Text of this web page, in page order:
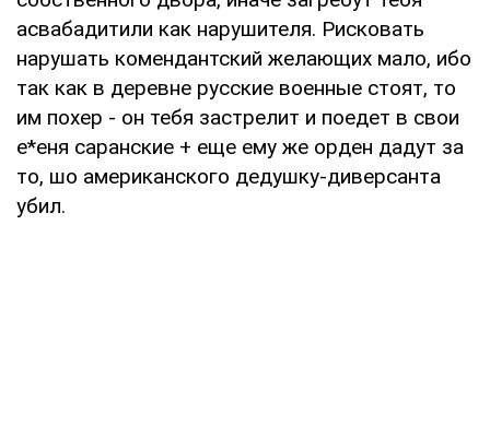
асвабадитили как нарушителя. Рисковать
нарушать комендантский желающих мало, ибо
так как в деревне русские военные стоят, то
им похер - он тебя застрелит и поедет в свои
е*еня саранские + еще ему же орден дадут за
то, шо американского дедушку-диверсанта
убил.